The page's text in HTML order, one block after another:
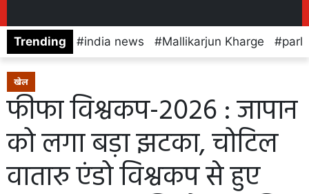
Trending india news Mallikarjun Kharge
खेल
फीफा विश्वकप-2026 : जापान
को लगा बड़ा झटका, चोटिल
वातारु एंडो विश्वकप से हुए